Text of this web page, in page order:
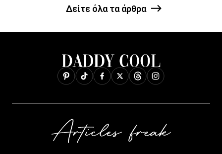
Δείτε όλα τα άρθρα